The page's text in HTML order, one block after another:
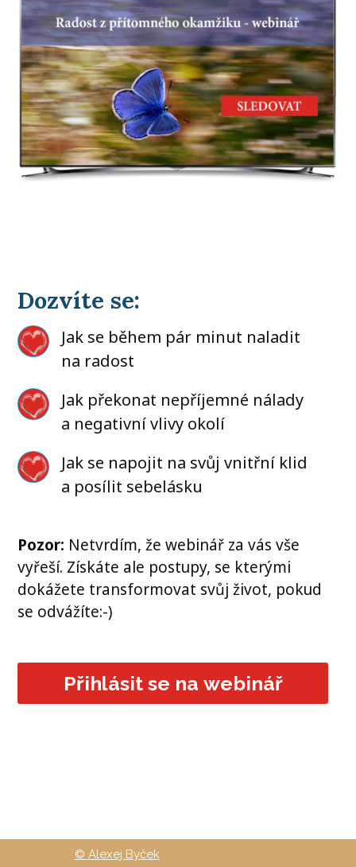
Dozvíte se:
Jak se během pár minut naladit
na radost
Jak překonat nepříjemné nálady
a negativní vlivy okolí
Jak se napojit na svůj vnitřní klid
a posílit sebelásku
Pozor: Netvrdím, že webinář za vás vše
vyřeší. Získáte ale postupy, se kterými
dokážete transformovat svůj život, pokud
se odvážíte:-)
Přihlásit se na webinář
© Alexej Byček